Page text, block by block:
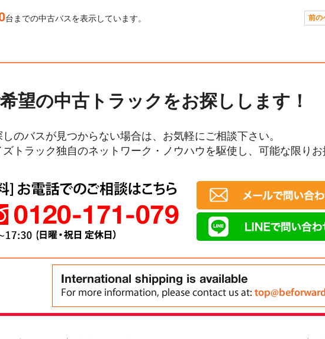
台までの中古バスを表示しています。 前の
望の中古トラックをお探しします！
しのバスが見つからない場合は、お気軽にご相談下さい。
ズトラック独自のネットワーク・ノウハウを駆使し、可能な限り